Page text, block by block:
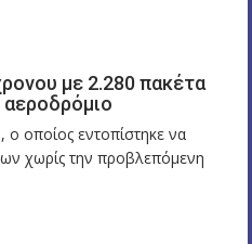
με 2.280 πακέτα
οποίος εντοπίστηκε να
χωρίς την προβλεπόμενη